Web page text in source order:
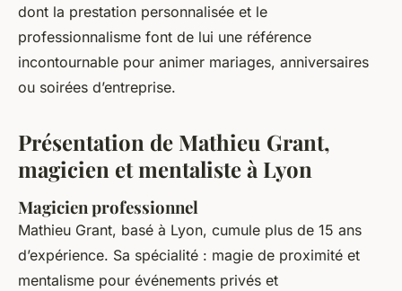
dont la prestation personnalisée et le
professionnalisme font de lui une référence
incontournable pour animer mariages, anniversaires
ou soirées d’entreprise.
Présentation de Mathieu Grant,
magicien et mentaliste à Lyon
Magicien professionnel
Mathieu Grant, basé à Lyon, cumule plus de 15 ans
d’expérience. Sa spécialité : magie de proximité et
mentalisme pour événements privés et